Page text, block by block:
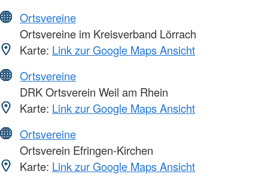
Ortsvereine
Ortsvereine im Kreisverband Lörrach
Karte: Link zur Google Maps Ansicht
Ortsvereine
DRK Ortsverein Weil am Rhein
Karte: Link zur Google Maps Ansicht
Ortsvereine
Ortsverein Efringen-Kirchen
Karte: Link zur Google Maps Ansicht